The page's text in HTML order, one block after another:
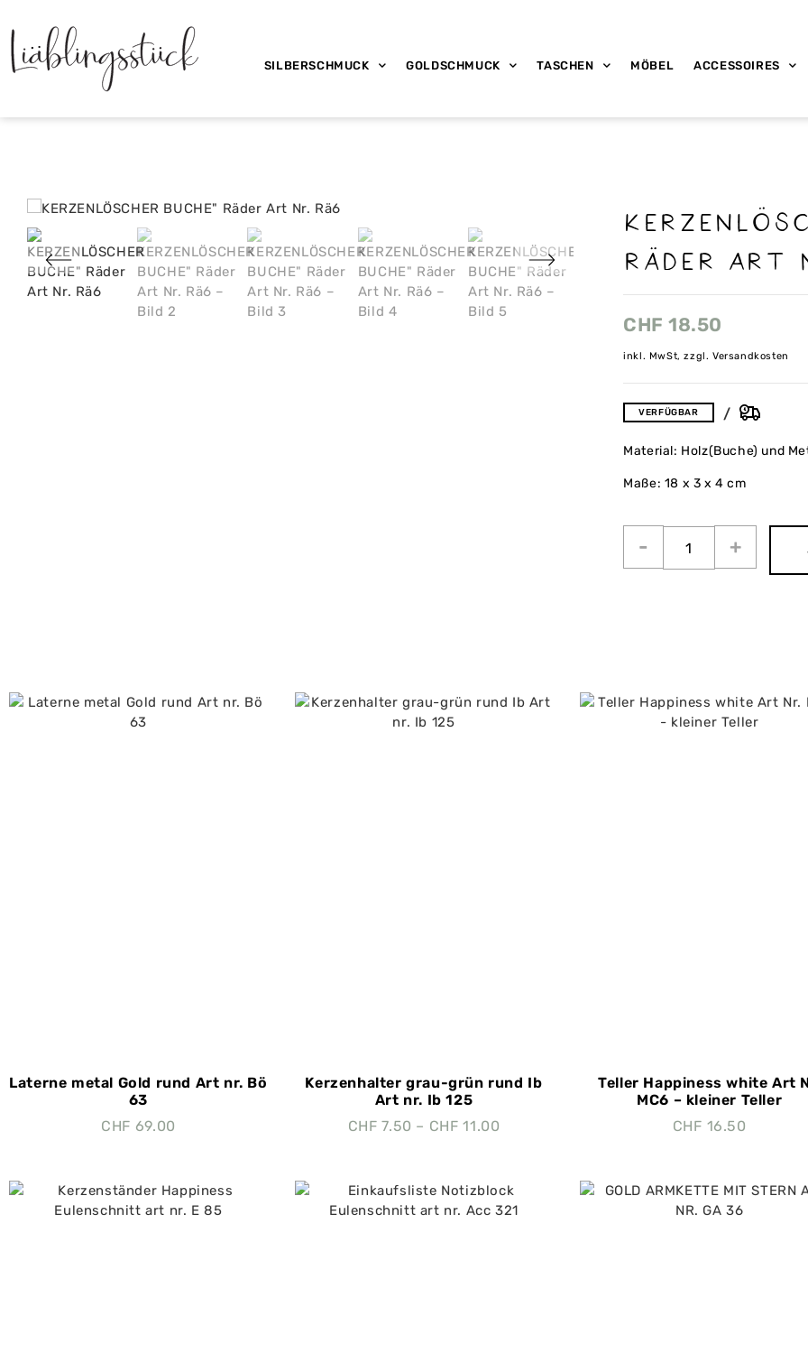
SILBERSCHMUCK GOLDSCHMUCK TASCHEN MÖBEL ACCESSOIRES
Räder Art
CHF 18.50
inkl. MwSt, zzgl. Versandkosten
VERFÜGBAR
Material: Holz(Buche) und
Maße: 18 x 3 x 4 cm
Laterne metal Gold rund Art nr. Bö
63
CHF 69.00
Kerzenhalter grau-grün rund Ib
Art nr. Ib 125
CHF 7.50 – CHF 11.00
Teller Happiness white Art
MC6 – kleiner Teller
CHF 16.50